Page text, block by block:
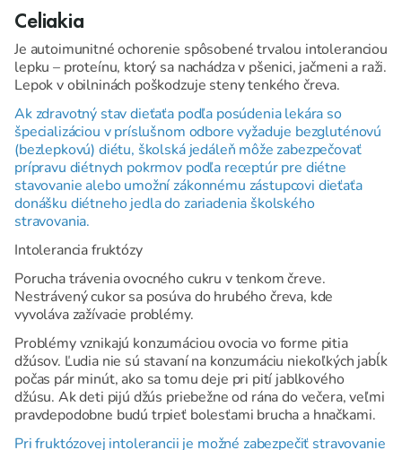
Celiakia
Je autoimunitné ochorenie spôsobené trvalou intoleranciou
lepku – proteínu, ktorý sa nachádza v pšenici, jačmeni a raži.
Lepok v obilninách poškodzuje steny tenkého čreva.
Ak zdravotný stav dieťaťa podľa posúdenia lekára so
špecializáciou v príslušnom odbore vyžaduje bezgluténovú
(bezlepkovú) diétu, školská jedáleň môže zabezpečovať
prípravu diétnych pokrmov podľa receptúr pre diétne
stavovanie alebo umožní zákonnému zástupcovi dieťaťa
donášku diétneho jedla do zariadenia školského
stravovania.
Intolerancia fruktózy
Porucha trávenia ovocného cukru v tenkom čreve.
Nestrávený cukor sa posúva do hrubého čreva, kde
vyvoláva zažívacie problémy.
Problémy vznikajú konzumáciou ovocia vo forme pitia
džúsov. Ľudia nie sú stavaní na konzumáciu niekoľkých jabĺk
počas pár minút, ako sa tomu deje pri pití jablkového
džúsu. Ak deti pijú džús priebežne od rána do večera, veľmi
pravdepodobne budú trpieť bolesťami brucha a hnačkami.
Pri fruktózovej intolerancii je možné zabezpečiť stravovanie